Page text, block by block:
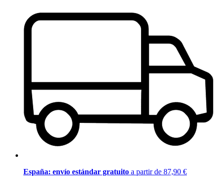
España: envío estándar gratuito a partir de 87,90 €